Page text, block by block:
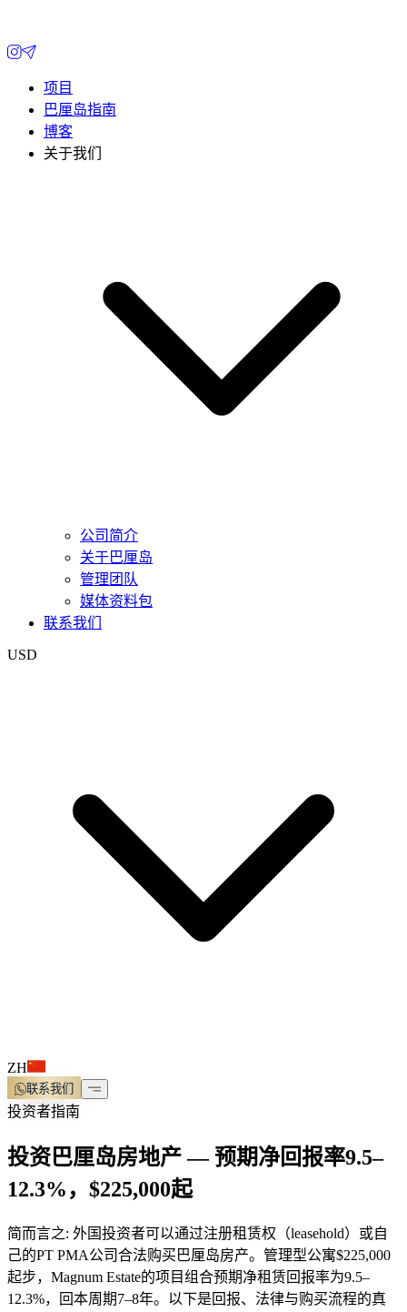
项目
巴厘岛指南
博客
关于我们
公司简介
关于巴厘岛
管理团队
媒体资料包
联系我们
USD
ZH
联系我们
投资者指南
投资巴厘岛房地产 — 预期净回报率9.5–
12.3%，$225,000起
简而言之: 外国投资者可以通过注册租赁权（leasehold）或自
己的PT PMA公司合法购买巴厘岛房产。管理型公寓$225,000
起步，Magnum Estate的项目组合预期净租赁回报率为9.5–
12.3%，回本周期7–8年。以下是回报、法律与购买流程的真